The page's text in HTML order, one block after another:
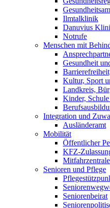
Ilmtalklinik
Danuvius
Notrufe
Menschen mit
Gesundheit
Kultur, Sport
Landkreis,
Kinder,
Integration und
Ausländeramt
Mobilität
Öffentlicher
KFZ-
Mitfahrzentrale
Senioren und Pflege
Seniorenbeirat